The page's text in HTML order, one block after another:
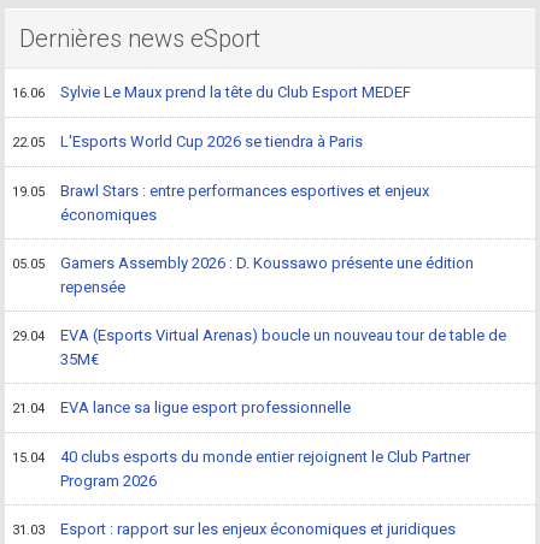
Dernières news eSport
16.06 Sylvie Le Maux prend la tête du Club Esport MEDEF
22.05 L'Esports World Cup 2026 se tiendra à Paris
19.05
Brawl Stars : entre performances esportives et enjeux
économiques
05.05
Gamers Assembly 2026 : D. Koussawo présente une édition
repensée
29.04
EVA (Esports Virtual Arenas) boucle un nouveau tour de table de
35M€
21.04 EVA lance sa ligue esport professionnelle
15.04
40 clubs esports du monde entier rejoignent le Club Partner
Program 2026
31.03 Esport : rapport sur les enjeux économiques et juridiques